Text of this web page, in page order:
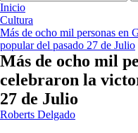
Inicio
Cultura
Más de ocho mil personas en
popular del pasado 27 de Julio
Más de ocho mil
celebraron la
27 de Julio
Roberts Delgado